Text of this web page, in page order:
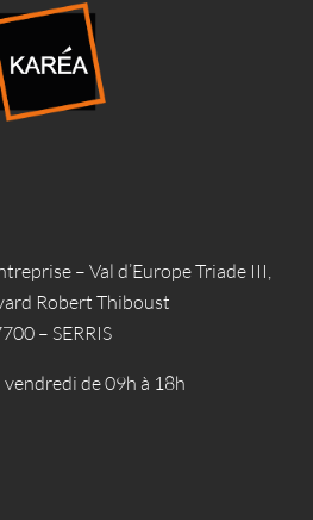
– Val d’Europe Triade III,
Robert Thiboust
– SERRIS
de 09h à 18h